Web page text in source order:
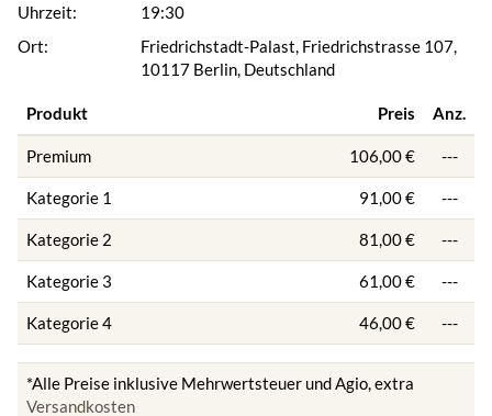
Uhrzeit:
Ort:
19:30
Friedrichstadt-Palast, Friedrichstrasse 107,
10117 Berlin, Deutschland
Produkt Preis Anz.
Premium 106,00 € ---
Kategorie 1 91,00 € ---
Kategorie 2 81,00 € ---
Kategorie 3 61,00 € ---
Kategorie 4 46,00 € ---
*Alle Preise inklusive Mehrwertsteuer und Agio, extra
Versandkosten